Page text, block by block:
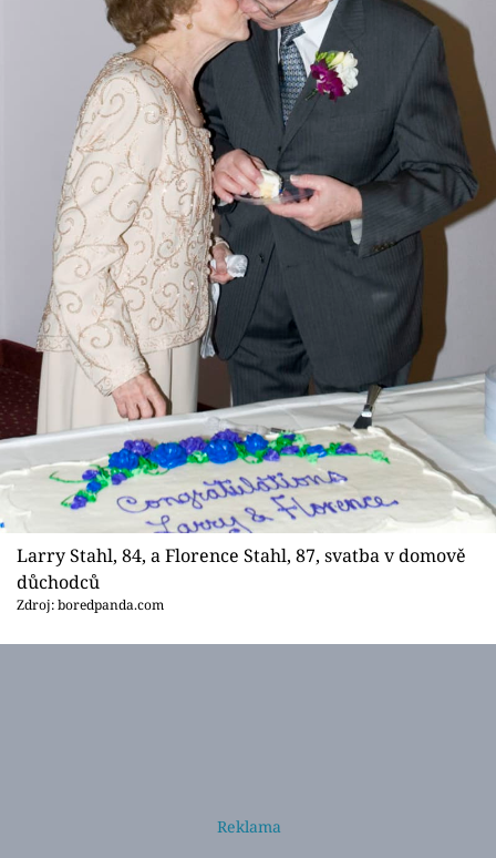
Larry Stahl, 84, a Florence Stahl, 87, svatba v domově
důchodců
Zdroj: boredpanda.com